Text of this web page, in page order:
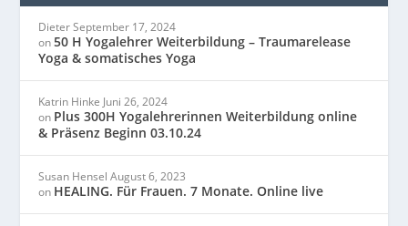
Dieter September 17, 2024
on50 H Yogalehrer Weiterbildung – Traumarelease
Yoga & somatisches Yoga
Katrin Hinke Juni 26, 2024
on Plus 300H Yogalehrerinnen Weiterbildung online
& Präsenz Beginn 03.10.24
Susan Hensel August 6, 2023
on HEALING. Für Frauen. 7 Monate. Online live